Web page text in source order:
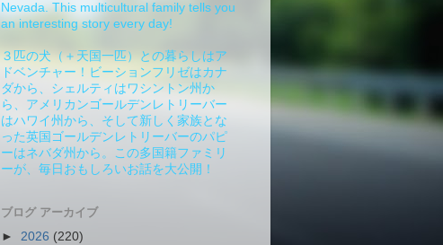
Nevada. This multicultural family tells you
an interesting story every day!
３匹の犬（＋天国一匹）との暮らしはア
ドベンチャー！ビーションフリゼはカナ
ダから、シェルティはワシントン州か
ら、アメリカンゴールデンレトリーバー
はハワイ州から、そして新しく家族とな
った英国ゴールデンレトリーバーのパピ
ーはネバダ州から。この多国籍ファミリ
ーが、毎日おもしろいお話を大公開！
ブログ アーカイブ
► 2026 (220)